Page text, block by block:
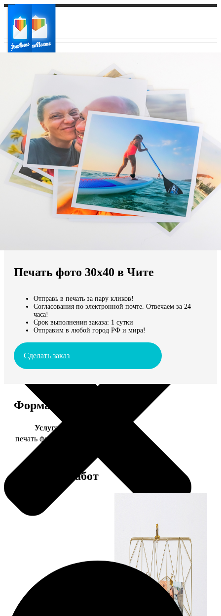
Ваш регион доставки
Выберите из списка:
Мы доставляем по всему миру
Продолжить без города
Печать фото 30х40 в Чите
Отправь в печать за пару кликов!
Согласования по электронной почте. Отвечаем за 24
часа!
Срок выполнения заказа: 1 сутки
Отправим в любой город РФ и мира!
Сделать заказ
Форматы и цены
Услуга
печать фото 30х40
Примеры работ